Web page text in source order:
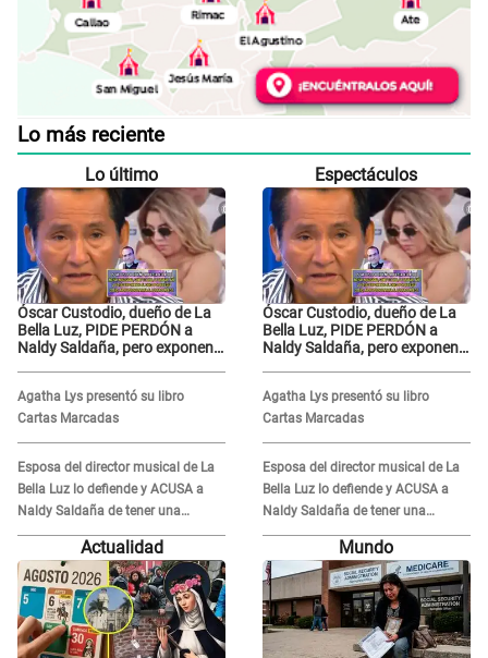
Lo más reciente
Lo último
Óscar Custodio, dueño de La
Bella Luz, PIDE PERDÓN a
Naldy Saldaña, pero exponen
grabar"
Agatha Lys presentó su libro
Cartas Marcadas
Esposa del director musical de La
Bella Luz lo defiende y ACUSA a
Naldy Saldaña de tener una
relación con él y otros integrantes
Espectáculos
Óscar Custodio, dueño de La
Bella Luz, PIDE PERDÓN a
Naldy Saldaña, pero exponen
grabar"
Agatha Lys presentó su libro
Cartas Marcadas
Esposa del director musical de La
Bella Luz lo defiende y ACUSA a
Naldy Saldaña de tener una
relación con él y otros integrantes
Actualidad Mundo